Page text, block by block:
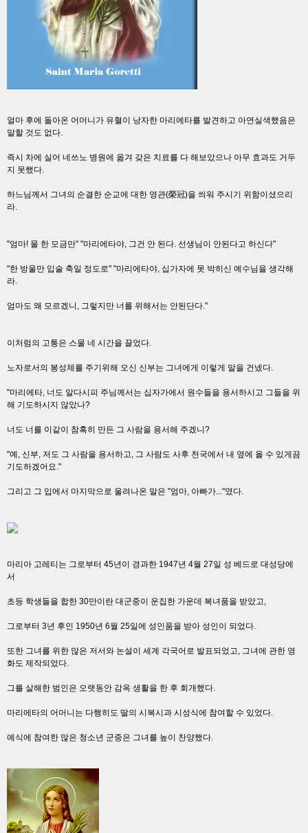
얼마 후에 돌아온 어머니가 유혈이 낭자한 마리에타를 발견하고 아연실색했음은
말할 것도 없다.
즉시 차에 실어 네쓰노 병원에 옮겨 갖은 치료를 다 해보았으나 아무 효과도 거두
지 못했다.
하느님께서 그녀의 순결한 순교에 대한 영관(榮冠)을 씌워 주시기 위함이셨으리
라.
"엄마! 물 한 모금만" "마리에타야, 그건 안 된다. 선생님이 안된다고 하신다"
"한 방울만 입술 축일 정도로" "마리에타야, 십가자에 못 박히신 예수님을 생각해
라.
엄마도 왜 모르겠니, 그렇지만 너를 위해서는 안된단다."
이처럼의 고통은 스물 네 시간을 끌었다.
노자로서의 봉성체를 주기위해 오신 신부는 그녀에게 이렇게 말을 건넸다.
"마리에타, 너도 알다시피 주님께서는 십자가에서 원수들을 용서하시고 그들을 위
해 기도하시지 않았나?
너도 너를 이같이 참혹히 만든 그 사람을 용서해 주겠니?
"예, 신부, 저도 그 사람을 용서하고, 그 사람도 사후 천국에서 내 옆에 올 수 있게끔
기도하겠어요."
그리고 그 입에서 마지막으로 울려나온 말은 "엄마, 아빠가..."였다.
마리아 고레티는 그로부터 45년이 경과한 1947년 4월 27일 성 베드로 대성당에
서
초등 학생들을 합한 30만이란 대군중이 운집한 가운데 복녀품을 받았고,
그로부터 3년 후인 1950년 6월 25일에 성인품을 받아 성인이 되었다.
또한 그녀를 위한 많은 저서와 논설이 세계 각국어로 발표되었고, 그녀에 관한 영
화도 제작되었다.
그를 살해한 범인은 오랫동안 감옥 생활을 한 후 회개했다.
마리에타의 어머니는 다행히도 딸의 시복시과 시성식에 참여할 수 있었다.
예식에 참여한 많은 청소년 군중은 그녀를 높이 찬양했다.